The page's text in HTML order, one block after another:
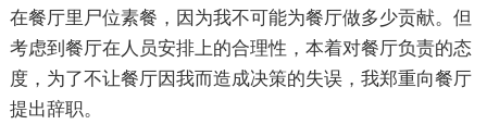
在餐厅里尸位素餐，因为我不可能为餐厅做多少贡献。但
考虑到餐厅在人员安排上的合理性，本着对餐厅负责的态
度，为了不让餐厅因我而造成决策的失误，我郑重向餐厅
提出辞职。